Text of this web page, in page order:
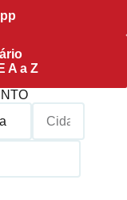
A a Z